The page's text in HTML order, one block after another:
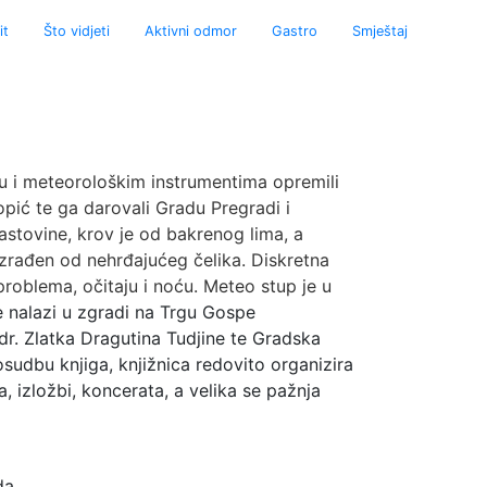
Što vidjeti Aktivni odmor Gastro Smještaj
i meteorološkim instrumentima opremili
te ga darovali Gradu Pregradi i
krov je od bakrenog lima, a
od nehrđajućeg čelika. Diskretna
očitaju i noću. Meteo stup je u
nalazi u zgradi na Trgu Gospe
Zlatka Dragutina Tudjine te Gradska
knjiga, knjižnica redovito organizira
izložbi, koncerata, a velika se pažnja